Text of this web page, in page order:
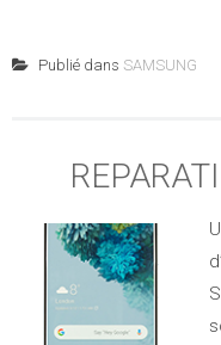
Publié dans SAMSUNG